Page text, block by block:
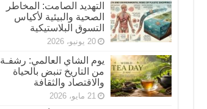
التهديد الصامت: المخاطر
الصحية والبيئية لأكياس
التسوق البلاستيكية
20 يونيو، 2026
يوم الشاي العالمي: رشفـة
من التاريخ تنبض بالحياة
والاقتصاد والثقافة
21 مايو، 2026